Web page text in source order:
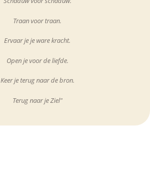
Traan voor traan.
Ervaar je je ware kracht.
Open je voor de liefde.
Keer je terug naar de bron.
Terug naar je Ziel"